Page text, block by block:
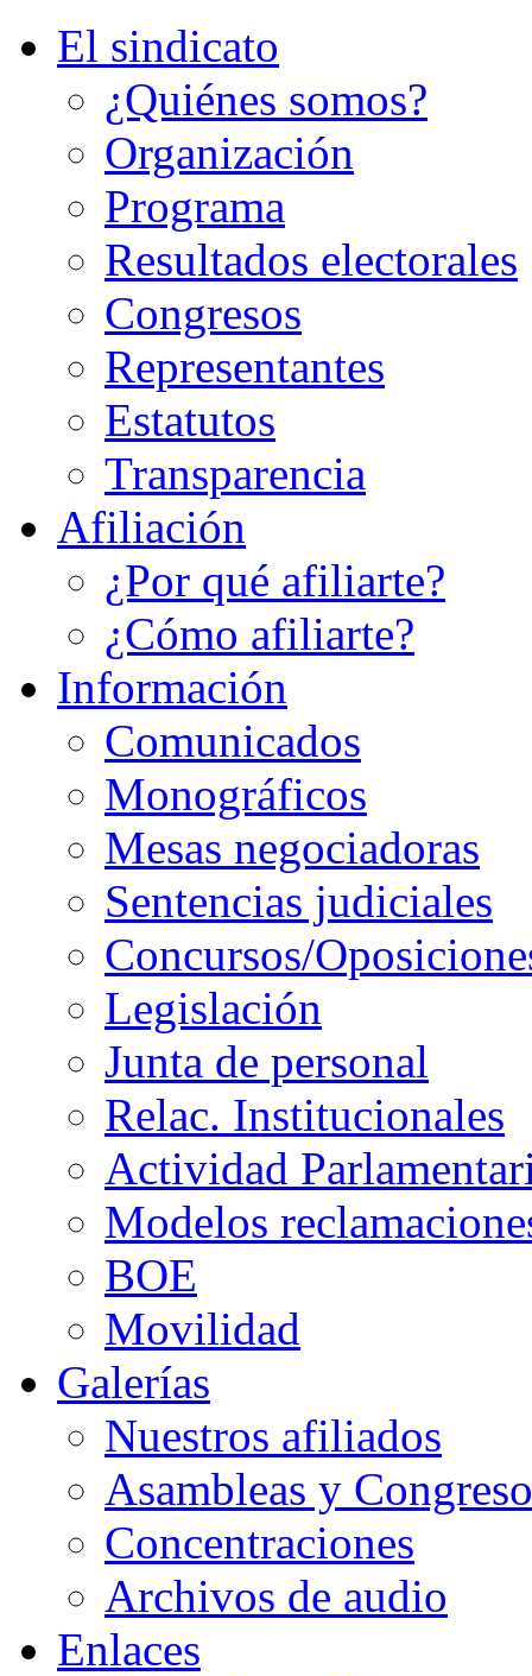
El sindicato
¿Quiénes somos?
Organización
Programa
Resultados electorales
Congresos
Representantes
Estatutos
Transparencia
Afiliación
¿Por qué afiliarte?
¿Cómo afiliarte?
Información
Comunicados
Monográficos
Mesas negociadoras
Sentencias judiciales
Concursos/
Legislación
Junta de personal
Relac. Institucionales
Actividad
Modelos
BOE
Movilidad
Galerías
Nuestros afiliados
Asambleas y
Concentraciones
Archivos de audio
Enlaces